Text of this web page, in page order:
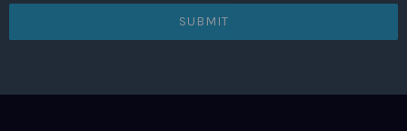
SUBMIT